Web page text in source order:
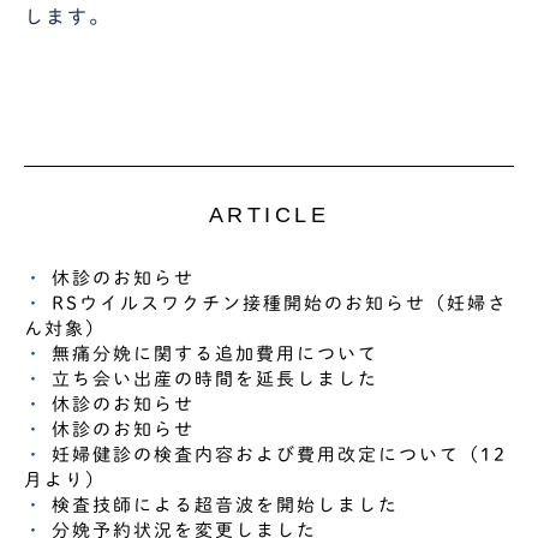
します。
ARTICLE
休診のお知らせ
RSウイルスワクチン接種開始のお知らせ（妊婦さ
ん対象）
無痛分娩に関する追加費用について
立ち会い出産の時間を延長しました
休診のお知らせ
休診のお知らせ
妊婦健診の検査内容および費用改定について（12
月より）
検査技師による超音波を開始しました
分娩予約状況を変更しました